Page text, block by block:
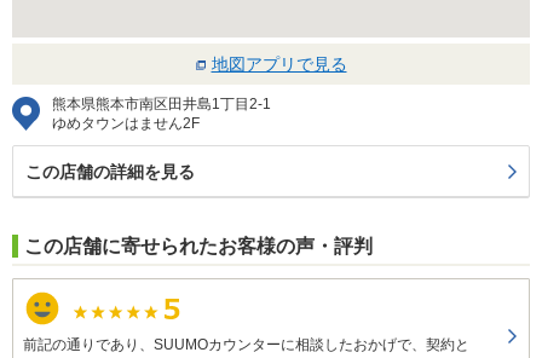
地図アプリで見る
熊本県熊本市南区田井島1丁目2-1
ゆめタウンはません2F
この店舗の詳細を見る
この店舗に寄せられたお客様の声・評判
前記の通りであり、SUUMOカウンターに相談したおかげで、契約と